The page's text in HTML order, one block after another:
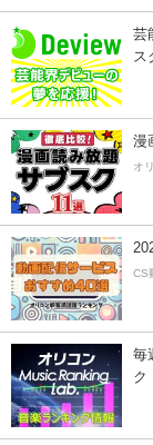
芸
ス
漫
オ
CS
毎
ク